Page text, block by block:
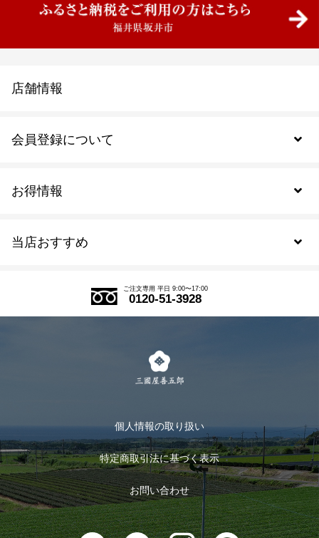
当店おすすめ
式部の香りシリーズ
お茶のギフト
おすすめのお茶
お茶に合うスイーツ
お得情報
会員登録について
会員規約について
ログイン
ログアウト
店舗情報
ご注文専用 平日 9:00〜17:00
0120-51-3928
個人情報の取り扱い
特定商取引法に基づく表示
お問い合わせ